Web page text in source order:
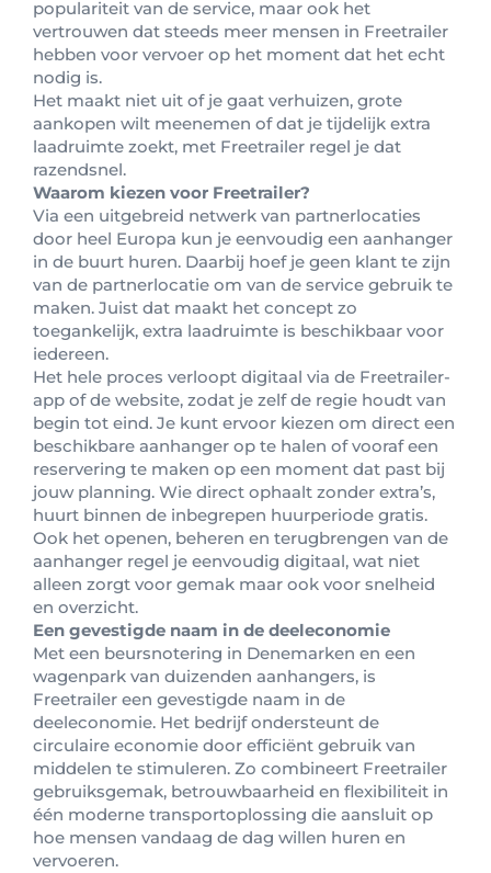
populariteit van de service, maar ook het
vertrouwen dat steeds meer mensen in Freetrailer
hebben voor vervoer op het moment dat het echt
nodig is.
Het maakt niet uit of je gaat verhuizen, grote
aankopen wilt meenemen of dat je tijdelijk extra
laadruimte zoekt, met Freetrailer regel je dat
razendsnel.
Waarom kiezen voor Freetrailer?
Via een uitgebreid netwerk van partnerlocaties
door heel Europa kun je eenvoudig een aanhanger
in de buurt huren. Daarbij hoef je geen klant te zijn
van de partnerlocatie om van de service gebruik te
maken. Juist dat maakt het concept zo
toegankelijk, extra laadruimte is beschikbaar voor
iedereen.
Het hele proces verloopt digitaal via de Freetrailer-
app of de website, zodat je zelf de regie houdt van
begin tot eind. Je kunt ervoor kiezen om direct een
beschikbare aanhanger op te halen of vooraf een
reservering te maken op een moment dat past bij
jouw planning. Wie direct ophaalt zonder extra’s,
huurt binnen de inbegrepen huurperiode gratis.
Ook het openen, beheren en terugbrengen van de
aanhanger regel je eenvoudig digitaal, wat niet
alleen zorgt voor gemak maar ook voor snelheid
en overzicht.
Een gevestigde naam in de deeleconomie
Met een beursnotering in Denemarken en een
wagenpark van duizenden aanhangers, is
Freetrailer een gevestigde naam in de
deeleconomie. Het bedrijf ondersteunt de
circulaire economie door efficiënt gebruik van
middelen te stimuleren. Zo combineert Freetrailer
gebruiksgemak, betrouwbaarheid en flexibiliteit in
één moderne transportoplossing die aansluit op
hoe mensen vandaag de dag willen huren en
vervoeren.